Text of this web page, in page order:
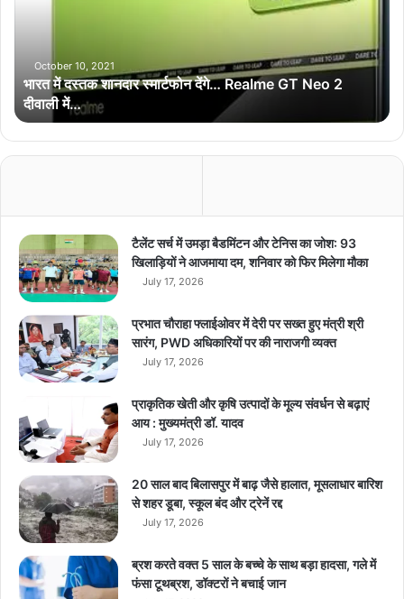
दा
र
स्मा
दें
…
R
e
m
e
N
e
2
दी
वा
ली
…
October 10, 2021
भारत में दस्तक शानदार स्मार्टफोन देंगे… Realme GT Neo 2
दीवाली में…
टैलेंट सर्च में उमड़ा बैडमिंटन और टेनिस का जोश: 93
खिलाड़ियों ने आजमाया दम, शनिवार को फिर मिलेगा मौका
July 17, 2026
प्रभात चौराहा फ्लाईओवर में देरी पर सख्त हुए मंत्री श्री
सारंग, PWD अधिकारियों पर की नाराजगी व्यक्त
July 17, 2026
प्राकृतिक खेती और कृषि उत्पादों के मूल्य संवर्धन से बढ़ाएं
आय : मुख्यमंत्री डॉ. यादव
July 17, 2026
20 साल बाद बिलासपुर में बाढ़ जैसे हालात, मूसलाधार बारिश
से शहर डूबा, स्कूल बंद और ट्रेनें रद्द
July 17, 2026
ब्रश करते वक्त 5 साल के बच्चे के साथ बड़ा हादसा, गले में
फंसा टूथब्रश, डॉक्टरों ने बचाई जान